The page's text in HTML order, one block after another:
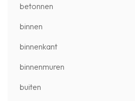
betonnen
binnen
binnenkant
binnenmuren
buiten